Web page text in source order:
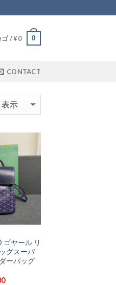
ゴ /¥0 0
CONTACT
ゴヤール リ
グスーパ
ーバッグ
現